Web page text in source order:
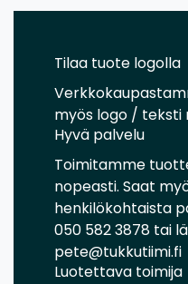
Tilaa tuote logolla
myös logo / teksti
Hyvä palvelu
Toimitamme
nopeasti. Saat
henkilökohtaista
050 582 3878 tai
pete@tukkutiimi.fi
Luotettava toimija